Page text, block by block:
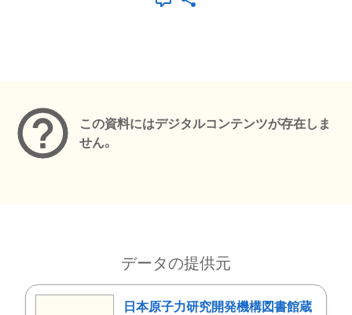
この資料にはデジタルコンテンツが存在しま
せん。
データの提供元
日本原子力研究開発機構図書館蔵